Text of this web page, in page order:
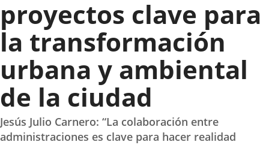
proyectos clave para
la transformación
urbana y ambiental
de la ciudad
Jesús Julio Carnero: “La colaboración entre
administraciones es clave para hacer realidad